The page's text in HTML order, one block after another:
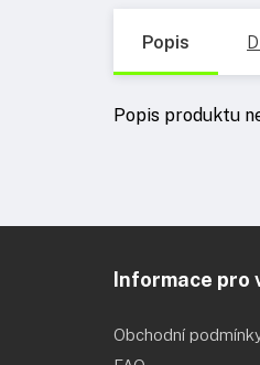
Popis
Popis produktu
Informace pro
Obchodní